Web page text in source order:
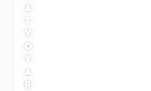
A
V
O
Y
A
R